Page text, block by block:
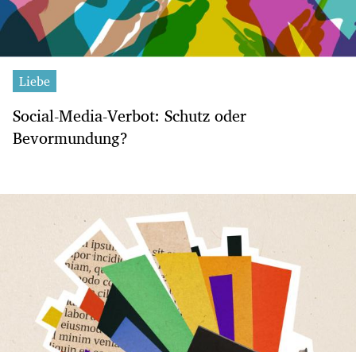
Liebe
Social-Media-Verbot: Schutz oder
Bevormundung?